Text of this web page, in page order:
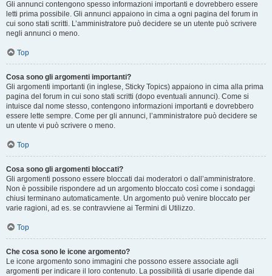
Gli annunci contengono spesso informazioni importanti e dovrebbero essere
letti prima possibile. Gli annunci appaiono in cima a ogni pagina del forum in
cui sono stati scritti. L’amministratore può decidere se un utente può scrivere
negli annunci o meno.
Top
Cosa sono gli argomenti importanti?
Gli argomenti importanti (in inglese, Sticky Topics) appaiono in cima alla prima
pagina del forum in cui sono stati scritti (dopo eventuali annunci). Come si
intuisce dal nome stesso, contengono informazioni importanti e dovrebbero
essere lette sempre. Come per gli annunci, l’amministratore può decidere se
un utente vi può scrivere o meno.
Top
Cosa sono gli argomenti bloccati?
Gli argomenti possono essere bloccati dai moderatori o dall’amministratore.
Non è possibile rispondere ad un argomento bloccato così come i sondaggi
chiusi terminano automaticamente. Un argomento può venire bloccato per
varie ragioni, ad es. se contravviene ai Termini di Utilizzo.
Top
Che cosa sono le icone argomento?
Le icone argomento sono immagini che possono essere associate agli
argomenti per indicare il loro contenuto. La possibilità di usarle dipende dai